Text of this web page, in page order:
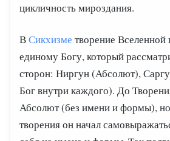
цикличность мироздания.
ВСикхизме творение
единому Богу, который
сторон: Ниргун (Абсолют),
Бог внутри каждого). До
Абсолют (без имени и формы),
творения он начал